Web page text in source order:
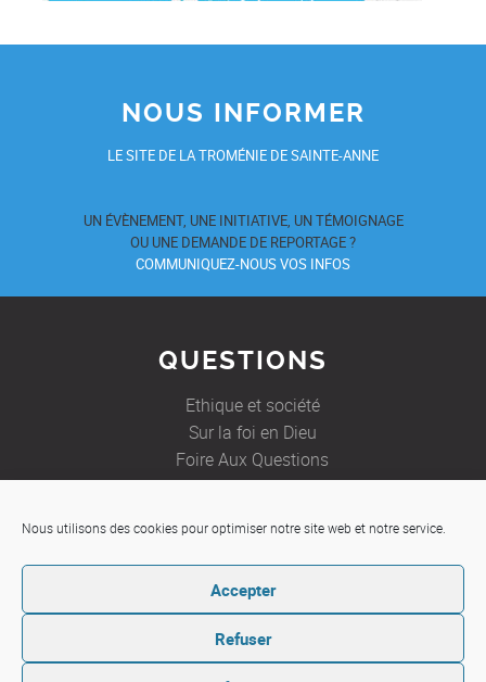
Nous utilisons des cookies pour optimiser notre site web et notre service.
Accepter
Refuser
NOUS INFORMER
LE SITE DE LA TROMÉNIE DE SAINTE-ANNE
UN ÉVÈNEMENT, UNE INITIATIVE, UN TÉMOIGNAGE
OU UNE DEMANDE DE REPORTAGE ?
COMMUNIQUEZ-NOUS VOS INFOS
QUESTIONS
Ethique et société
Sur la foi en Dieu
Foire Aux Questions
JE SOUHAITE
Etre aidé
Ecrire à un prêtre